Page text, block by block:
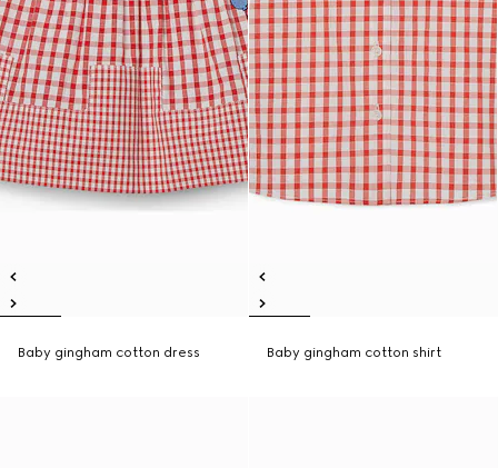
Baby gingham cotton dress Baby gingham cotton shirt